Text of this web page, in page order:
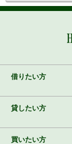
借りたい方
貸したい方
買いたい方